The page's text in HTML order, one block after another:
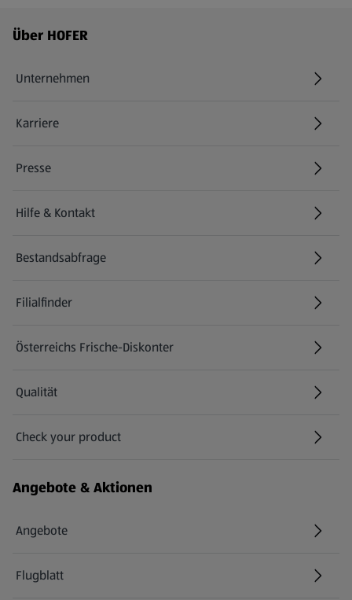
Fußzeilenmenü - weitere Links
Über HOFER
Unternehmen
Karriere
(öffnet in einem neuen Tab)
Presse
Hilfe & Kontakt
(öffnet in einem neuen Tab)
Bestandsabfrage
(öffnet in einem neuen Tab)
Filialfinder
Österreichs Frische-Diskonter
Qualität
Check your product
(öffnet in einem neuen Tab)
Angebote & Aktionen
Angebote
Flugblatt